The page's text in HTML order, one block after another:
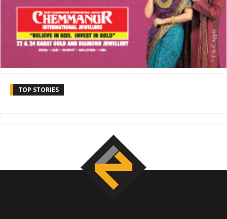
TOP STORIES